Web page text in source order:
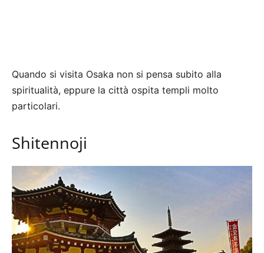
Quando si visita Osaka non si pensa subito alla
spiritualità, eppure la città ospita templi molto
particolari.
Shitennoji